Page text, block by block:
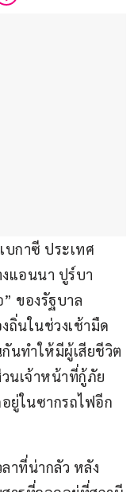
บกาซี ประเทศ
งแอนนา ปูร์บา
ของรัฐบาล
ถิ่นในช่วงเช้ามืด
นทำให้มีผู้เสียชีวิต
นเจ้าหน้าที่กู้ภัย
ยู่ในซากรถไฟอีก
าที่น่ากลัว หลัง